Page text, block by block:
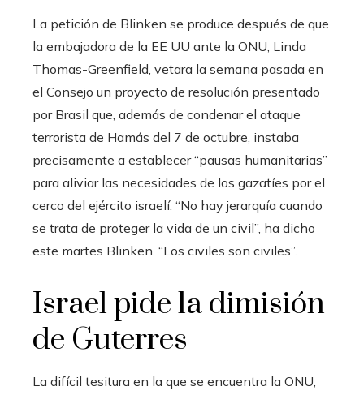
La petición de Blinken se produce después de que
la embajadora de la EE UU ante la ONU, Linda
Thomas-Greenfield, vetara la semana pasada en
el Consejo un proyecto de resolución presentado
por Brasil que, además de condenar el ataque
terrorista de Hamás del 7 de octubre, instaba
precisamente a establecer “pausas humanitarias”
para aliviar las necesidades de los gazatíes por el
cerco del ejército israelí. “No hay jerarquía cuando
se trata de proteger la vida de un civil”, ha dicho
este martes Blinken. “Los civiles son civiles”.
Israel pide la dimisión
de Guterres
La difícil tesitura en la que se encuentra la ONU,